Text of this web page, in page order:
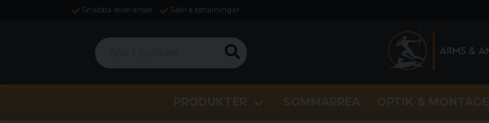
Snabba leveranser Säkra betalningar
Sök i butiken ...
PRODUKTER SOMMARREA OPTIK & MONTAGE